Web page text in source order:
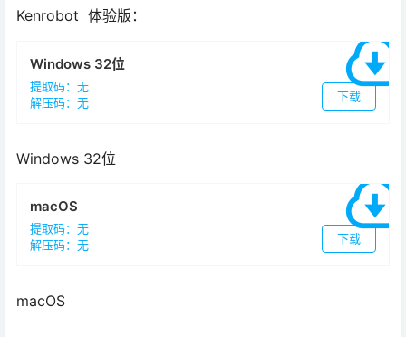
Kenrobot 体验版：
Windows 32位
提取码：无
解压码：无
下载
Windows 32位
macOS
提取码：无
解压码：无
下载
macOS